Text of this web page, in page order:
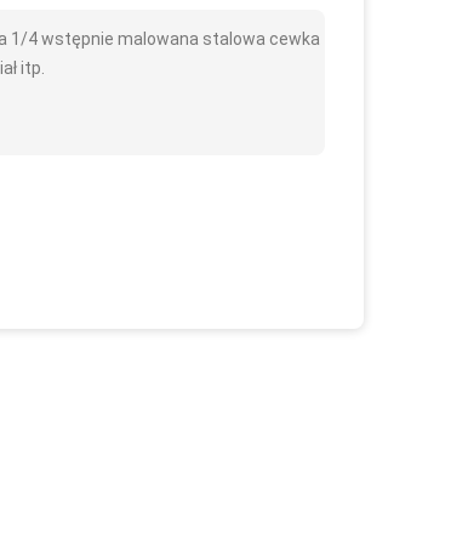
1/4 wstępnie malowana stalowa cewka
itp.